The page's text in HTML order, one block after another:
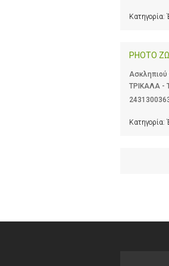
Κατηγορία:
PHOTO
Ασκληπιού
ΤΡΙΚΑΛΑ -
Κατηγορία: